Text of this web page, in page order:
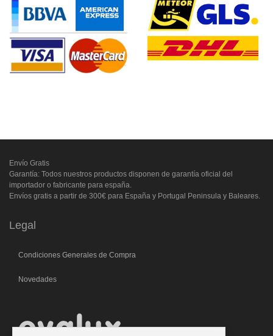
Envío Gratis
Garantía: Todos nuestros productos disponen de garantía oficial del
importador o fabricante para españa.
Envíos gratis a partir de 300€ para España y Portugal Peninsula y Baleares.
Legal
Condiciones Generales de Compra
Novedades